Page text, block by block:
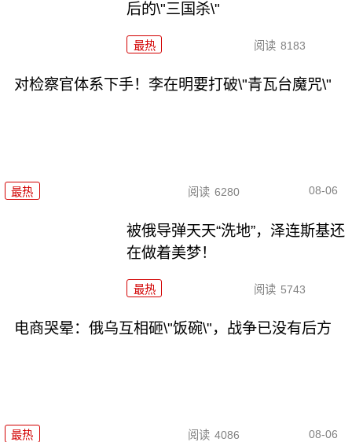
后的\"三国杀\"
最热 阅读 8183
对检察官体系下手！李在明要打破\"青瓦台魔咒\"
最热 阅读 6280 08-06
被俄导弹天天“洗地”，泽连斯基还
在做着美梦！
最热 阅读 5743
电商哭晕：俄乌互相砸\"饭碗\"，战争已没有后方
最热 阅读 4086 08-06